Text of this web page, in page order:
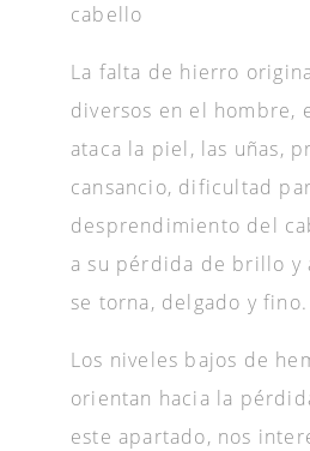
cabello
La falta de hierro
diversos en el hombre,
ataca la piel, las uñas,
cansancio, dificultad
desprendimiento del
a su pérdida de brillo y
se torna, delgado y fino.
Los niveles bajos de
orientan hacia la
este apartado, nos